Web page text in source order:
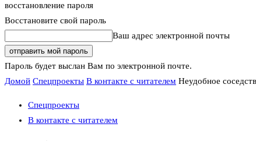
восстановление пароля
Восстановите свой пароль
Ваш адрес электронной почты
Пароль будет выслан Вам по электронной почте.
Домой Спецпроекты В контакте с читателем Неудобное
Спецпроекты
В контакте с читателем